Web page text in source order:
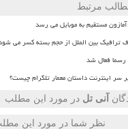
مرتبط
آمازون مستقیم به موبایل می رسد
ترافیک بین الملل از حجم بسته کسر می
رسما فعال شد
سر اینترنت داستان معمار تلگرام چیست؟
آنی تل در مورد این مطلب
نظر شما در مورد این